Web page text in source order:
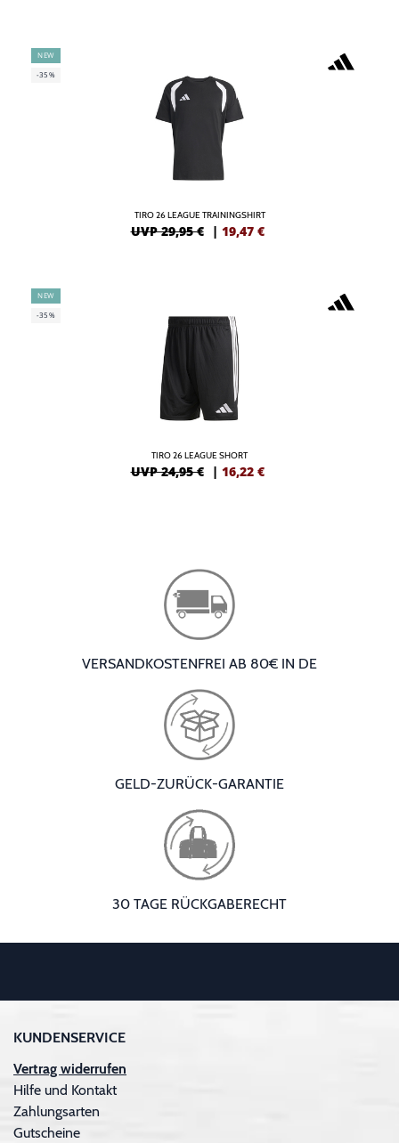
NEW
-35%
TIRO 26 LEAGUE TRAININGSHIRT
UVP 29,95 € | 19,47 €
NEW
-35%
TIRO 26 LEAGUE SHORT
UVP 24,95 € | 16,22 €
VERSANDKOSTENFREI AB 80€ IN DE
GELD-ZURÜCK-GARANTIE
30 TAGE RÜCKGABERECHT
KUNDENSERVICE
Vertrag widerrufen
Hilfe und Kontakt
Zahlungsarten
Gutscheine